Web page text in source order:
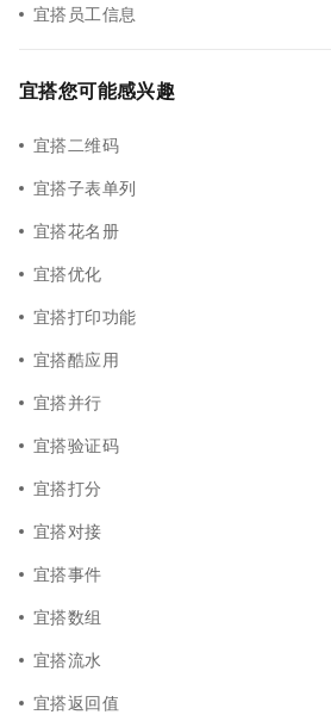
宜搭员工信息
宜搭您可能感兴趣
宜搭二维码
宜搭子表单列
宜搭花名册
宜搭优化
宜搭打印功能
宜搭酷应用
宜搭并行
宜搭验证码
宜搭打分
宜搭对接
宜搭事件
宜搭数组
宜搭流水
宜搭返回值